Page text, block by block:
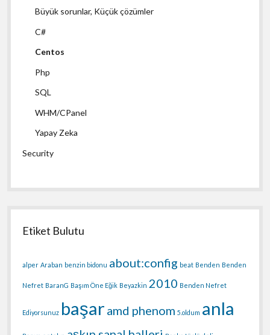
Büyük sorunlar, Küçük çözümler
C#
Centos
Php
SQL
WHM/CPanel
Yapay Zeka
Security
Etiket Bulutu
alper Araban benzin bidonu about:config beat Benden Benden
Nefret BaranG Başım Öne Eğik Beyazkin 2010 Benden Nefret
Ediyorsunuz başar amd phenom 5.oldum anla